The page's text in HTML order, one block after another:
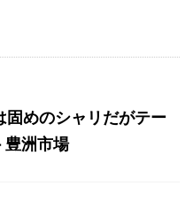
固めのシャリだがテー
豊洲市場